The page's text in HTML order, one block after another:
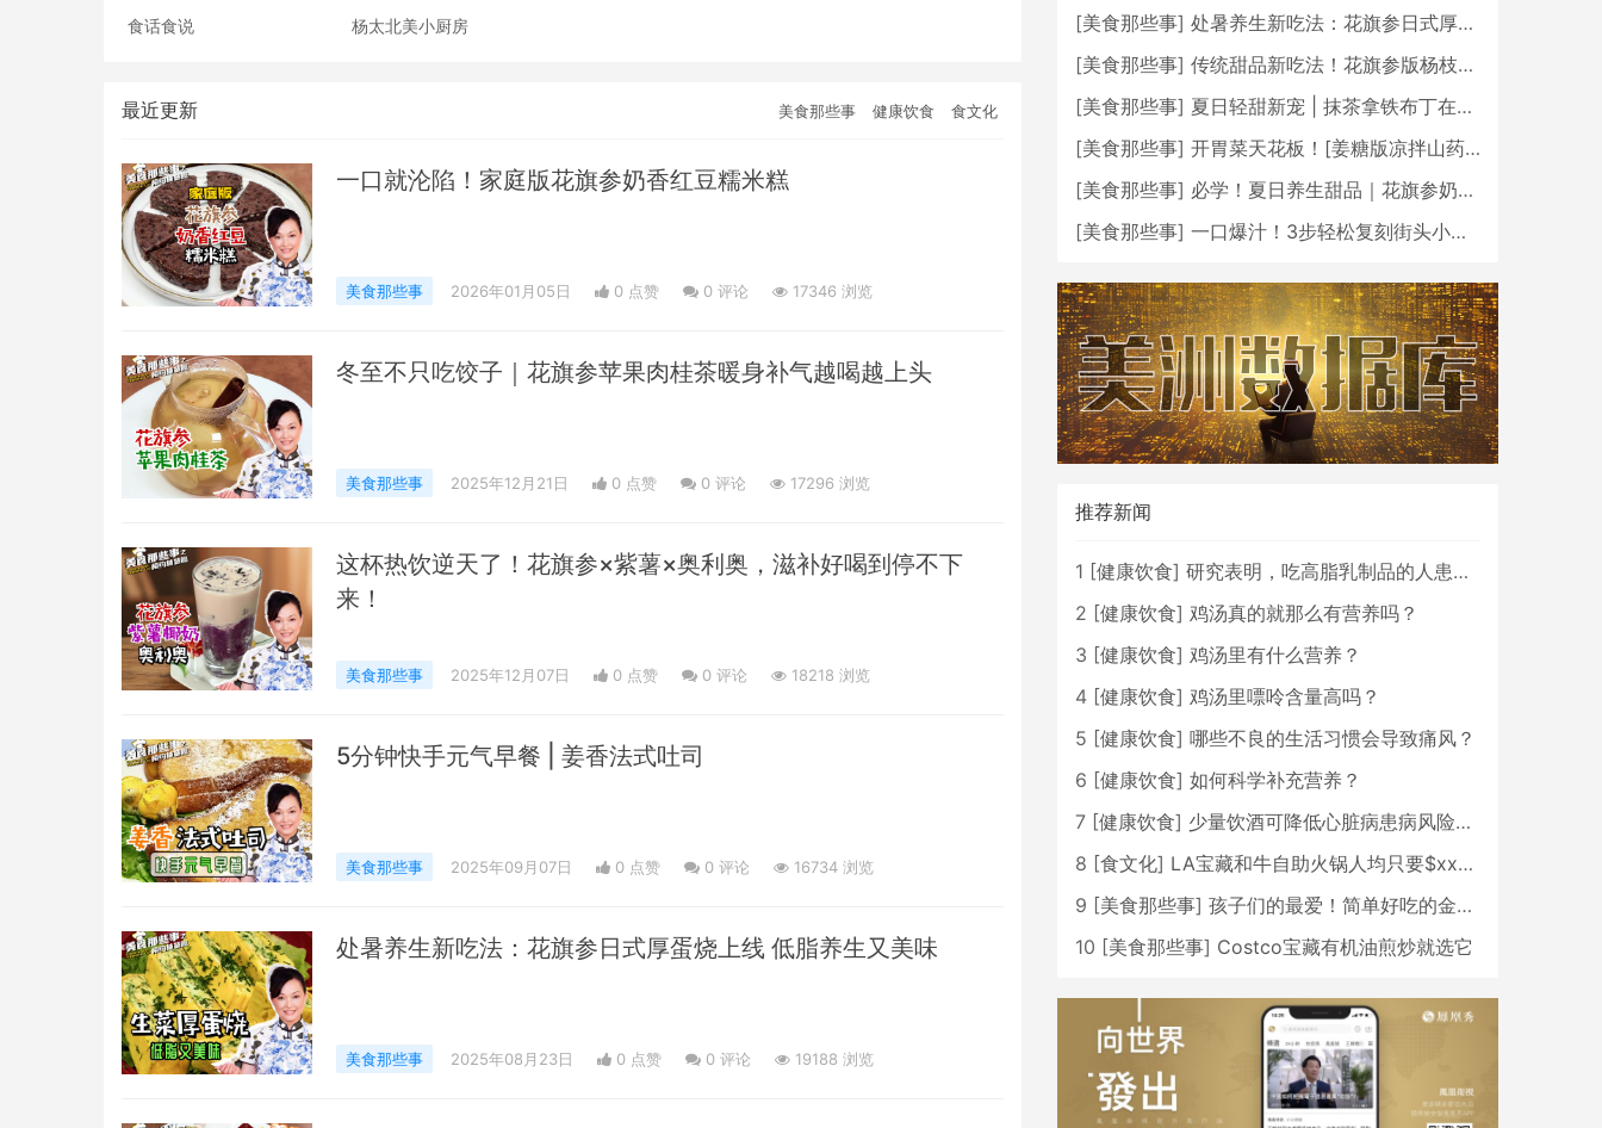
食话食说 杨太北美小厨房
最近更新 美食那些事 健康饮食 食文化
一口就沦陷！家庭版花旗参奶香红豆糯米糕
美食那些事 2026年01月05日 0 点赞 0 评论 17346 浏览
冬至不只吃饺子｜花旗参苹果肉桂茶暖身补气越喝越上头
美食那些事 2025年12月21日 0 点赞 0 评论 17296 浏览
这杯热饮逆天了！花旗参×紫薯×奥利奥，滋补好喝到停不下
来！
美食那些事 2025年12月07日 0 点赞 0 评论 18218 浏览
5分钟快手元气早餐 | 姜香法式吐司
美食那些事 2025年09月07日 0 点赞 0 评论 16734 浏览
处暑养生新吃法：花旗参日式厚蛋烧上线 低脂养生又美味
美食那些事 2025年08月23日 0 点赞 0 评论 19188 浏览
[美食那些事] 处暑养生新吃法：花旗参日式厚蛋烧上线 低脂养生又美味
[美食那些事] 传统甜品新吃法！花旗参版杨枝甘露清爽又养生
[美食那些事] 夏日轻甜新宠 | 抹茶拿铁布丁在家轻松做！
[美食那些事] 开胃菜天花板！[姜糖版凉拌山药] 秒杀高级餐厅
[美食那些事] 必学！夏日养生甜品｜花旗参奶香绿豆沙
[美食那些事] 一口爆汁！3步轻松复刻街头小吃咖喱鱼蛋
推荐新闻
1 [健康饮食] 研究表明，吃高脂乳制品的人患心脏病的风险较低
2 [健康饮食] 鸡汤真的就那么有营养吗？
3 [健康饮食] 鸡汤里有什么营养？
4 [健康饮食] 鸡汤里嘌呤含量高吗？
5 [健康饮食] 哪些不良的生活习惯会导致痛风？
6 [健康饮食] 如何科学补充营养？
7 [健康饮食] 少量饮酒可降低心脏病患病风险？新研究：酒精对心脏没有好处
8 [食文化] LA宝藏和牛自助火锅人均只要$xxx？！
9 [美食那些事] 孩子们的最爱！简单好吃的金枪鱼三明治 Tuna Sandwich
10 [美食那些事] Costco宝藏有机油煎炒就选它